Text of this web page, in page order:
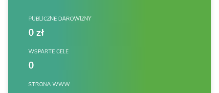
PUBLICZNE DAROWIZNY
0 zł
WSPARTE CELE
0
STRONA WWW